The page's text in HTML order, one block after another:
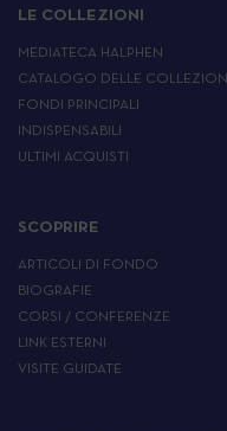
LE COLLEZIONI
MEDIATECA HALPHEN
CATALOGO DELLE COLLEZIONI
FONDI PRINCIPALI
INDISPENSABILI
ULTIMI ACQUISTI
SCOPRIRE
ARTICOLI DI FONDO
BIOGRAFIE
CORSI / CONFERENZE
LINK ESTERNI
VISITE GUIDATE